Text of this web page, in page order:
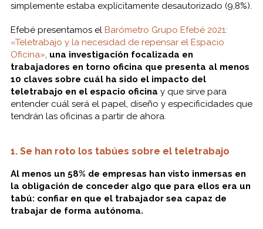
simplemente estaba explícitamente desautorizado (9,8%).
Efebé presentamos el Barómetro Grupo Efebé 2021:
«Teletrabajo y la necesidad de repensar el Espacio
Oficina», una investigación focalizada en
trabajadores en torno oficina que presenta al menos
10 claves sobre cuál ha sido el impacto del
teletrabajo en el espacio oficina y que sirve para
entender cuál será el papel, diseño y especificidades que
tendrán las oficinas a partir de ahora.
1. Se han roto los tabúes sobre el teletrabajo
Al menos un 58% de empresas han visto inmersas en
la obligación de conceder algo que para ellos era un
tabú: confiar en que el trabajador sea capaz de
trabajar de forma autónoma.